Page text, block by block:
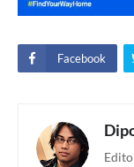
Facebook